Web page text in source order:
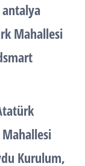
Mahallesi
Kurulum,